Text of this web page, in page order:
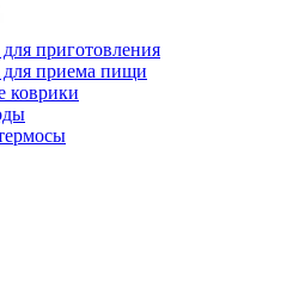
для приготовления
для приема пищи
коврики